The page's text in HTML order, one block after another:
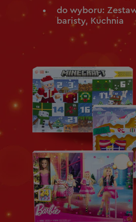
do wyboru:
baristy, Kuchnia